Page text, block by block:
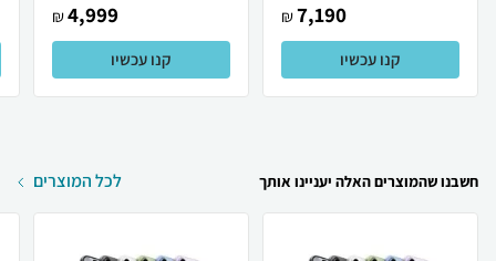
7,190
₪
קנו עכשיו
4,999
₪
קנו עכשיו
חשבנו שהמוצרים האלה יעניינו אותך לכל המוצרים